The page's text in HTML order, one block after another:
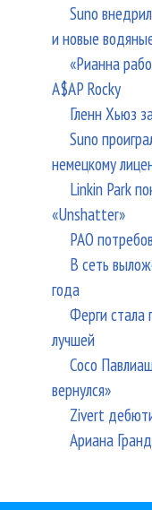
Suno
и новые
«Рианна
A$AP Rocky
Гленн Хьюз
Suno
немецкому
Linkin Park
«Unshatter»
РАО
В сеть
года
Ферги стала
лучшей
Сосо
вернулся»
Zivert
Ариана